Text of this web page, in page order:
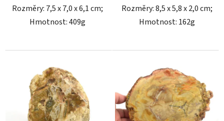
Rozměry: 7,5 x 7,0 x 6,1 cm;
Hmotnost: 409g
Rozměry: 8,5 x 5,8 x 2,0 cm;
Hmotnost: 162g